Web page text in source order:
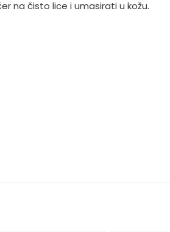
na čisto lice i umasirati u kožu.